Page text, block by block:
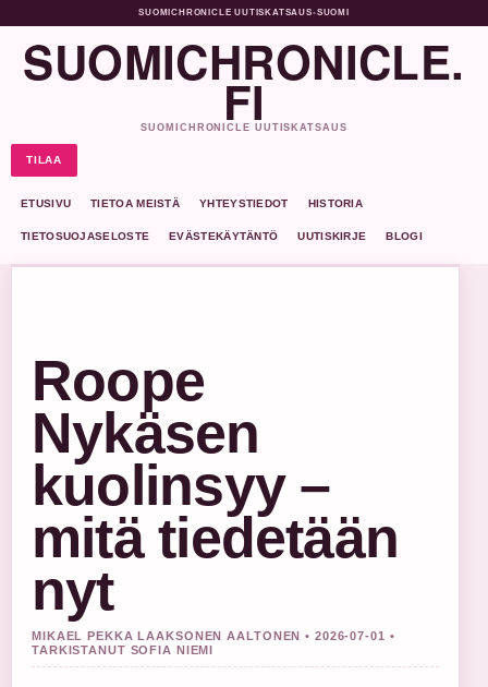
SUOMICHRONICLE UUTISKATSAUS•SUOMI
SUOMICHRONICLE.
FI
SUOMICHRONICLE UUTISKATSAUS
TILAA
ETUSIVU TIETOA MEISTÄ YHTEYSTIEDOT HISTORIA
TIETOSUOJASELOSTE EVÄSTEKÄYTÄNTÖ UUTISKIRJE BLOGI
Roope
Nykäsen
kuolinsyy –
mitä tiedetään
nyt
MIKAEL PEKKA LAAKSONEN AALTONEN • 2026-07-01 •
TARKISTANUT SOFIA NIEMI